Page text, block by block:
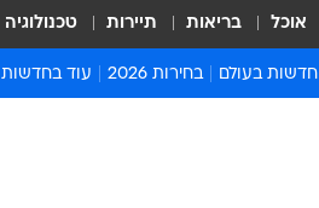
אוכל בריאות תיירות טכנולוגיה
חדשות בעולם בחירות 2026 עוד בחדשות